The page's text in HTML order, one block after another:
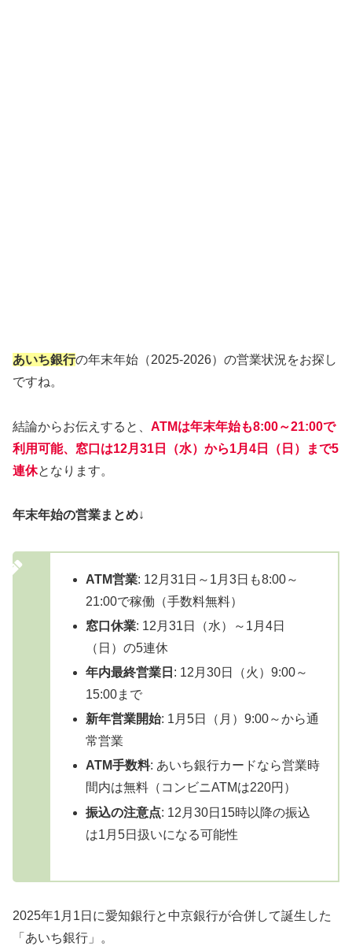
あいち銀行の年末年始（2025-2026）の営業状況をお探し
ですね。
結論からお伝えすると、 ATMは年末年始も8:00～21:00で
利用可能、窓口は12月31日（水）から1月4日（日）まで5
連休となります。
年末年始の営業まとめ↓
ATM営業: 12月31日～1月3日も8:00～
21:00で稼働（手数料無料）
窓口休業: 12月31日（水）～1月4日
（日）の5連休
年内最終営業日 : 12月30日（火）9:00～
15:00まで
新年営業開始: 1月5日（月）9:00～から通
常営業
ATM手数料: あいち銀行カードなら営業時
間内は無料（コンビニATMは220円）
振込の注意点: 12月30日15時以降の振込
は1月5日扱いになる可能性
2025年1月1日に愛知銀行と中京銀行が合併して誕生した
「あいち銀行」。